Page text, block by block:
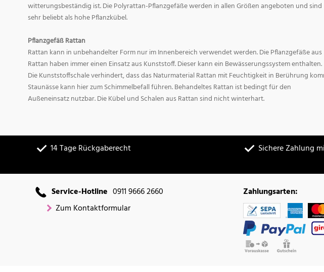
witterungsbeständig ist. Die Polyrattan-Pflanzgefäße werden in allen Größen angeboten und sind
sehr beliebt als hohe Pflanzkübel.
Pflanzgefäß Rattan
Rattan kann in unbehandelter Form nur im Innenbereich verwendet werden. Die Pflanzgefäße aus
Rattan haben immer einen Einsatz aus Kunststoff. Dieser kann ein Bewässerungssystem enthalten.
Die Kunststoffschale verhindert, dass das Naturmaterial Rattan mit Feuchtigkeit in Berührung
Staunässe kann hier zum Schimmelbefall führen. Behandeltes Rattan ist bedingt für den
Außeneinsatz nutzbar. Die Kübel und Schalen aus Rattan sind nicht winterhart.
14 Tage Rückgaberecht Sichere Zahlung
Service-Hotline 0911 9666 2660
Zum Kontaktformular
Zahlungsarten: